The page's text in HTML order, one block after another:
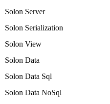
Solon Server
Solon Serialization
Solon View
Solon Data
Solon Data Sql
Solon Data NoSql